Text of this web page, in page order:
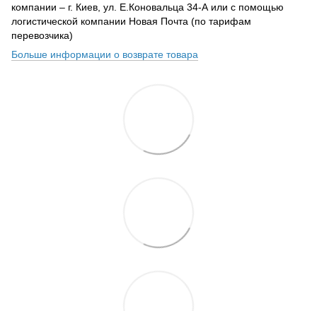
компании – г. Киев, ул. Е.Коновальца 34-А или с помощью
логистической компании Новая Почта (по тарифам
перевозчика)
Больше информации о возврате товара